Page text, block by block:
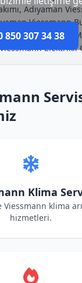
850 307 34 38
Adıyaman
Viessmann
Kurutma
Elektrikli
Klima
klima
hizmetleri.